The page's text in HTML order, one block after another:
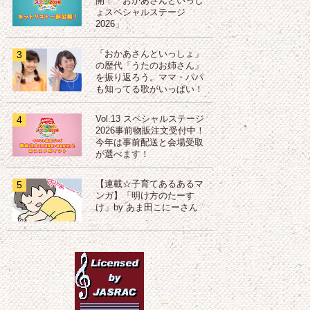
ょスペシャルステージ
2026」
3
「おかあさんといっしょ」
の歴代「うたのお姉さん」
を振り返ろう。ママ・パパ
も知ってる歌がいっぱい！
4
Vol.13 スペシャルステージ
2026事前物販注文受付中！
今年は事前配送と会場受取
が選べます！
5
【連載☆子育てあるあるマ
ンガ】「明け方のたーす
け」by あま田こにーさん